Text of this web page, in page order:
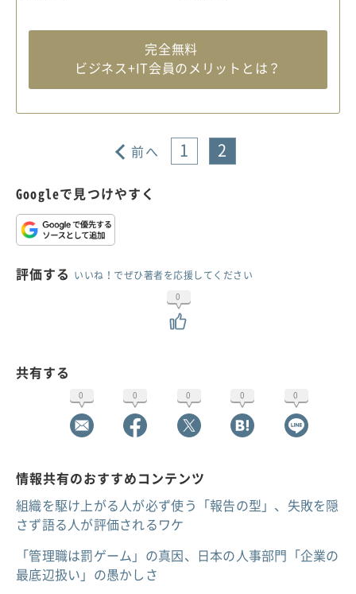
完全無料
ビジネス+IT会員のメリットとは？
前へ 1 2
Googleで見つけやすく
評価する いいね！でぜひ著者を応援してください
0
共有する
0 0 0 0 0
情報共有のおすすめコンテンツ
組織を駆け上がる人が必ず使う「報告の型」、失敗を隠
さず語る人が評価されるワケ
「管理職は罰ゲーム」の真因、日本の人事部門「企業の
最底辺扱い」の愚かしさ